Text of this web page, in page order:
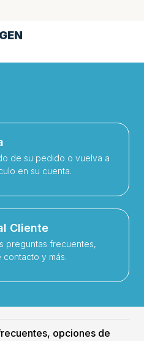
de su pedido o vuelva a
en su cuenta.
Cliente
preguntas frecuentes,
y más.
opciones de